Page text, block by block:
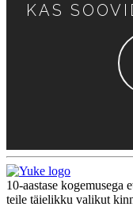
KAS
10-aastase kogemusega
teile täielikku valikut